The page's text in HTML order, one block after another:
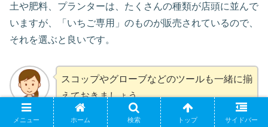
土や肥料、プランターは、たくさんの種類が店頭に並んで
いますが、「いちご専用」のものが販売されているので、
それを選ぶと良いです。
スコップやグローブなどのツールも一緒に揃
えておきましょう。
メニュー ホーム 検索 トップ サイドバー